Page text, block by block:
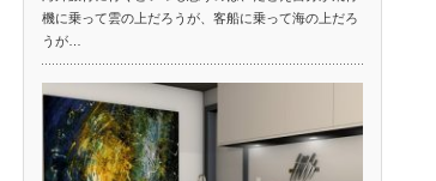
機に乗って雲の上だろうが、客船に乗って海の上だろ
うが…